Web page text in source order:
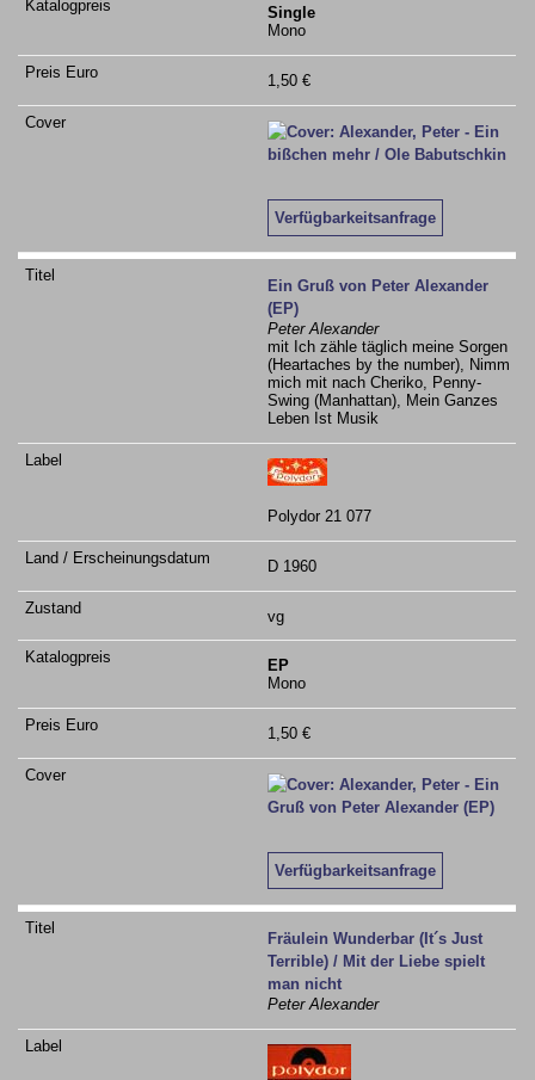
Single
Mono
1,50 €
Verfügbarkeitsanfrage
Ein Gruß von Peter Alexander
(EP)
Peter Alexander
mit Ich zähle täglich meine Sorgen
(Heartaches by the number), Nimm
mich mit nach Cheriko, Penny-
Swing (Manhattan), Mein Ganzes
Leben Ist Musik
Polydor 21 077
D 1960
vg
EP
Mono
1,50 €
Verfügbarkeitsanfrage
Fräulein Wunderbar (It´s Just
Terrible) / Mit der Liebe spielt
man nicht
Peter Alexander